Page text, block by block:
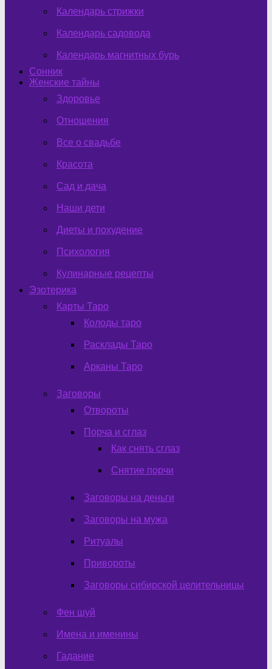
Календарь стрижки
Календарь садовода
Календарь магнитных бурь
Сонник
Женские тайны
Здоровье
Отношения
Все о свадьбе
Красота
Сад и дача
Наши дети
Диеты и похудение
Психология
Кулинарные рецепты
Эзотерика
Карты Таро
Колоды таро
Расклады Таро
Арканы Таро
Заговоры
Отвороты
Порча и сглаз
Как снять сглаз
Снятие порчи
Заговоры на деньги
Заговоры на мужа
Ритуалы
Привороты
Заговоры сибирской целительницы
Фен шуй
Имена и именины
Гадание